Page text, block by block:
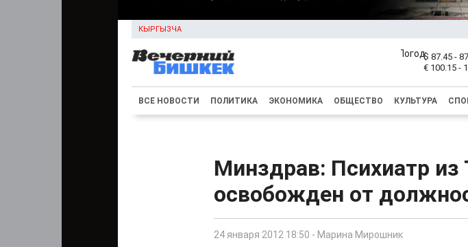
КЫРГЫЗЧА
$ 87.45 -
€ 100.15 -
ВСЕ НОВОСТИ ПОЛИТИКА ЭКОНОМИКА ОБЩЕСТВО КУЛЬТУРА
Минздрав: Психиатр из
освобожден от
24 января 2012 18:50 - Марина Мирошник